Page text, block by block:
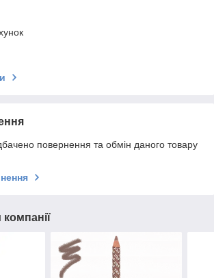
повернення та обмін даного товару
компанії